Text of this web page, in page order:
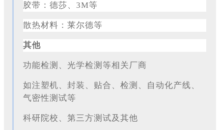
胶带：德莎、 3M等
散热材料：莱尔德等
其他
功能检测、光学检测等相关厂商
如注塑机、封装、贴合、检测、自动化产线、
气密性测试等
科研院校、第三方测试及其他